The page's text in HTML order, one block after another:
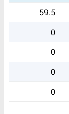
59.5
0
0
0
0